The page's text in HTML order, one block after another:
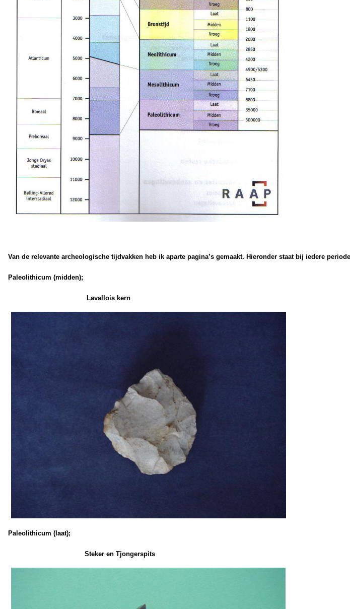
Van de relevante archeologische tijdvakken heb ik aparte pagina’s gemaakt. Hieronder staat bij iedere
Paleolithicum (midden);
Lavallois kern
Paleolithicum (laat);
Steker en Tjongerspits